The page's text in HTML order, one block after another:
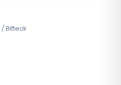
/ Bifteck